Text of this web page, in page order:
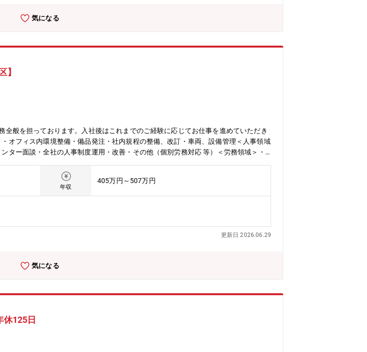
気になる
】
般を担っております。入社後はこれまでのご経験に応じてお仕事を進めていただき
オフィス内環境整備・備品発注・社内規程の整備、改訂・車両、設備管理＜人事領域
ター面談・全社の人事制度運用・改善・その他（個別労務対応 等）＜労務領域＞・
女性7名）総務・人事課 4名（男性1名・女性3名）年齢層：20代～50代■教育体制：
年収
405万円～507万円
更新日 2026.06.29
気になる
125日